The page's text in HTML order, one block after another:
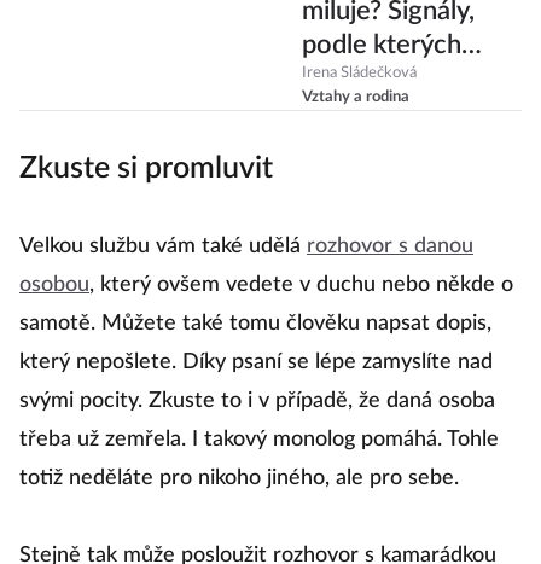
miluje? Signály,
podle kterých
budete mít jasno
Irena Sládečková
Vztahy a rodina
Zkuste si promluvit
Velkou službu vám také udělá rozhovor s danou
osobou, který ovšem vedete v duchu nebo někde o
samotě. Můžete také tomu člověku napsat dopis,
který nepošlete. Díky psaní se lépe zamyslíte nad
svými pocity. Zkuste to i v případě, že daná osoba
třeba už zemřela. I takový monolog pomáhá. Tohle
totiž neděláte pro nikoho jiného, ale pro sebe.
Stejně tak může posloužit rozhovor s kamarádkou